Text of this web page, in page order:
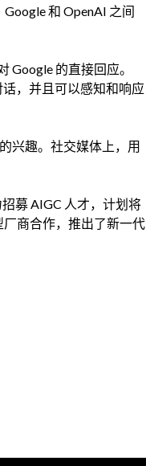
和 OpenAI 之间
Google 的直接回应。
，并且可以感知和响应
兴趣。社交媒体上，用
募 AIGC 人才，计划将
厂商合作，推出了新一代